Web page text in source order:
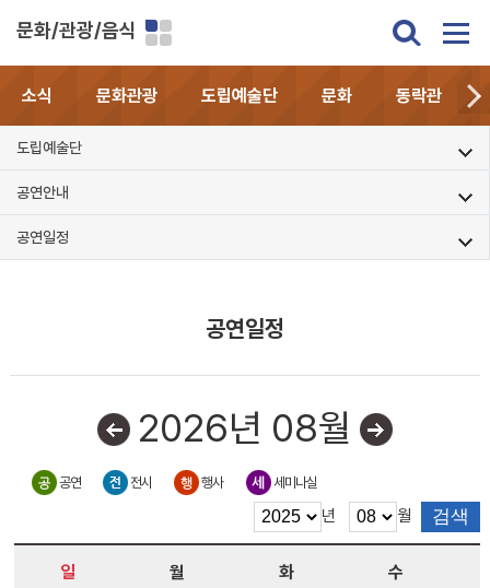
문화/관광/음식
소식 문화관광 도립예술단 문화 동락관
도립예술단
공연안내
공연일정
공연일정
2026년 08월
공연 전시 행사 세미나실
년 월
일 월 화 수